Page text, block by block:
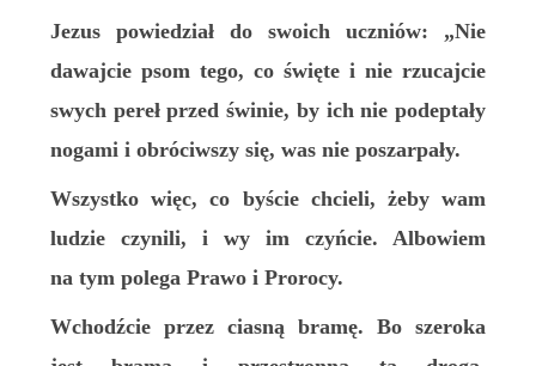
Jezus powiedział do swoich uczniów: „Nie
dawajcie psom tego, co święte i nie rzucajcie
swych pereł przed świnie, by ich nie podeptały
nogami i obróciwszy się, was nie poszarpały.
Wszystko więc, co byście chcieli, żeby wam
ludzie czynili, i wy im czyńcie. Albowiem
na tym polega Prawo i Prorocy.
Wchodźcie przez ciasną bramę. Bo szeroka